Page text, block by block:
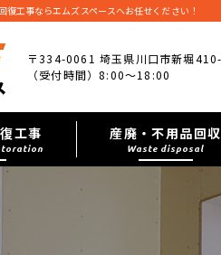
工事ならエムズスペースへお任せください！
〒334-0061 埼玉県川口市新堀
（受付時間）8:00～18:00
工事 産廃・不用品回収
Waste disposal